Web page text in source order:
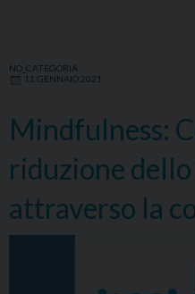
di
NO_CATEGORIA
11 GENNAIO 2021
Mindfulness:
riduzione
attraverso la